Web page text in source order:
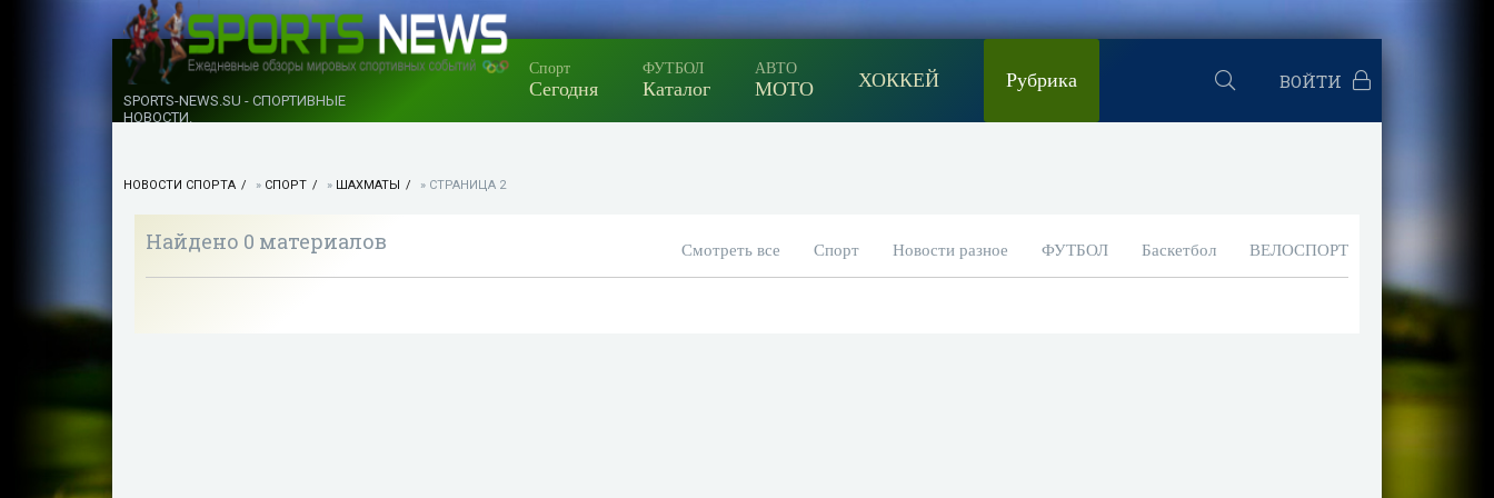
SPORTS-NEWS.SU - СПОРТИВНЫЕ
НОВОСТИ.
Спорт
Сегодня
ФУТБОЛ
Каталог
АВТО
МОТО ХОККЕЙ Рубрика ВОЙТИ
НОВОСТИ СПОРТА » СПОРТ » ШАХМАТЫ » СТРАНИЦА 2
Найдено 0 материалов Смотреть все Спорт Новости разное ФУТБОЛ Баскетбол ВЕЛОСПОРТ